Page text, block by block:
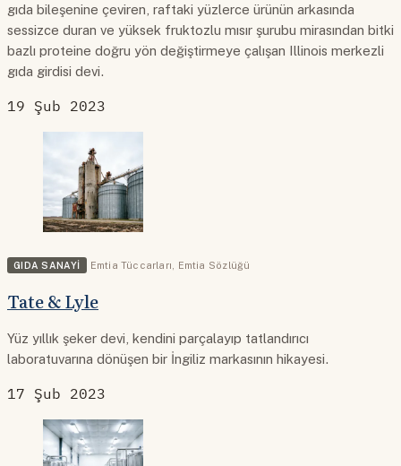
gıda bileşenine çeviren, raftaki yüzlerce ürünün arkasında
sessizce duran ve yüksek fruktozlu mısır şurubu mirasından bitki
bazlı proteine doğru yön değiştirmeye çalışan Illinois merkezli
gıda girdisi devi.
19 Şub 2023
GIDA SANAYI Emtia Tüccarları Emtia Sözlüğü
Tate & Lyle
Yüz yıllık şeker devi, kendini parçalayıp tatlandırıcı
laboratuvarına dönüşen bir İngiliz markasının hikayesi.
17 Şub 2023